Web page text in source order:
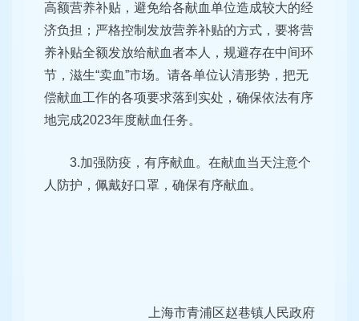
高额营养补贴，避免给各献血单位造成较大的经
济负担；严格控制发放营养补贴的方式，要将营
养补贴全额发放给献血者本人，规避存在中间环
节，滋生“卖血”市场。请各单位认清形势，把无
偿献血工作的各项要求落到实处，确保依法有序
地完成2023年度献血任务。
3.加强防疫，有序献血。在献血当天注意个
人防护，佩戴好口罩，确保有序献血。
上海市青浦区赵巷镇人民政府